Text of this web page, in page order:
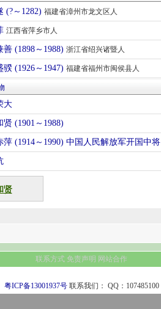
(?～1282) 福建省漳州市龙文区人
江西省萍乡市人
善 (1898～1988) 浙江省绍兴诸暨人
骙 (1926～1947) 福建省福州市闽侯县人
大
贤 (1901～1988)
萍 (1914～1990) 中国人民解放军开国中将
贤
联系方式 免责声明 网站合作
粤ICP备13001937号 联系我们： QQ：107485100